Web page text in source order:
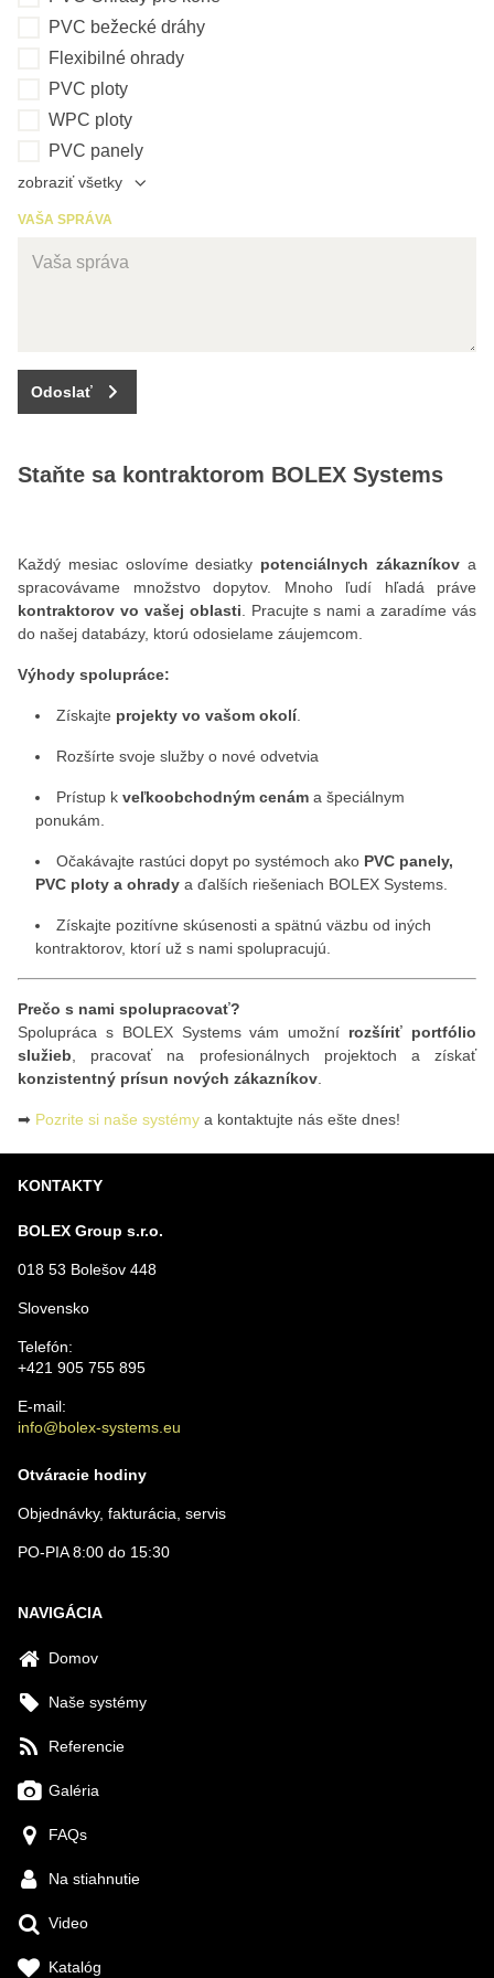
PVC bežecké dráhy
Flexibilné ohrady
PVC ploty
WPC ploty
PVC panely
zobraziť všetky
VAŠA SPRÁVA
Odoslať
Staňte sa kontraktorom BOLEX Systems
Každý mesiac oslovíme desiatky potenciálnych zákazníkov a
spracovávame množstvo dopytov. Mnoho ľudí hľadá práve
kontraktorov vo vašej oblasti . Pracujte s nami a zaradíme vás
do našej databázy, ktorú odosielame záujemcom.
Výhody spolupráce:
Získajte projekty vo vašom okolí.
Rozšírte svoje služby o nové odvetvia
Prístup k veľkoobchodným cenám a špeciálnym
ponukám.
Očakávajte rastúci dopyt po systémoch ako PVC panely,
PVC ploty a ohrady a ďalších riešeniach BOLEX Systems.
Získajte pozitívne skúsenosti a spätnú väzbu od iných
kontraktorov, ktorí už s nami spolupracujú.
Prečo s nami spolupracovať?
Spolupráca s BOLEX Systems vám umožní rozšíriť portfólio
služieb , pracovať na profesionálnych projektoch a získať
konzistentný prísun nových zákazníkov
➡ Pozrite si naše systémy a kontaktujte nás ešte dnes!
KONTAKTY
BOLEX Group s.r.o.
018 53 Bolešov 448
Slovensko
Telefón:
+421 905 755 895
E-mail:
info@bolex-systems.eu
Otváracie hodiny
Objednávky, fakturácia, servis
PO-PIA 8:00 do 15:30
NAVIGÁCIA
Domov
Naše systémy
Referencie
Galéria
FAQs
Na stiahnutie
Video
Katalóg